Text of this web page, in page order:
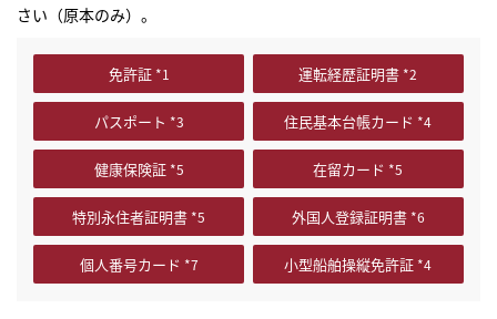
さい（原本のみ）。
免許証 運転経歴証明書
パスポート 住民基本台帳カード
健康保険証 在留カード
特別永住者証明書 外国人登録証明書
個人番号カード 小型船舶操縦免許証